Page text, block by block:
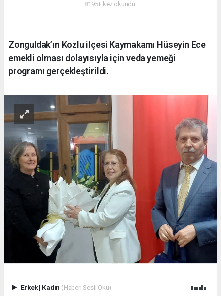
8195+ kez okundu.
Zonguldak’ın Kozlu ilçesi Kaymakamı Hüseyin Ece
emekli olması dolayısıyla için veda yemeği
programı gerçekleştirildi.
Erkek| Kadın (Haberi Sesli Oku)